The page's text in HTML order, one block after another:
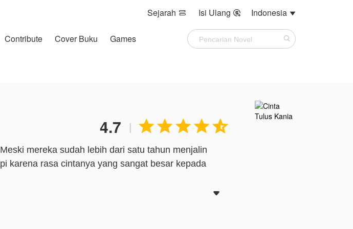
Sejarah  Isi Ulang  Indonesia 
Contribute Cover Buku Games
4.7 | 
mereka sudah lebih dari satu tahun menjalin
karena rasa cintanya yang sangat besar kepada
